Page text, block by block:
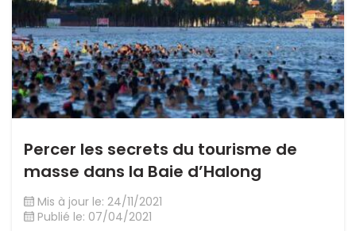
Percer les secrets du tourisme de
masse dans la Baie d’Halong
Mis à jour le: 24/11/2021
Publié le: 07/04/2021